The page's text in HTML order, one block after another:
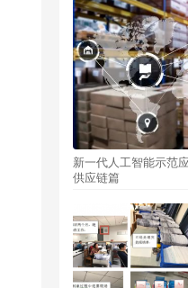
新一代人工智能示范
供应链篇